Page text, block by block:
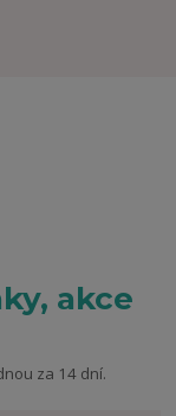
akce
za 14 dní.